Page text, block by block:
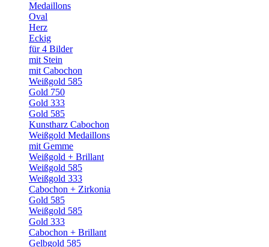
Medaillons
Oval
Herz
Eckig
für 4 Bilder
mit Stein
mit Cabochon
Weißgold 585
Gold 750
Gold 333
Gold 585
Kunstharz Cabochon
Weißgold Medaillons
mit Gemme
Weißgold + Brillant
Weißgold 585
Weißgold 333
Cabochon + Zirkonia
Gold 585
Weißgold 585
Gold 333
Cabochon + Brillant
Gelbgold 585